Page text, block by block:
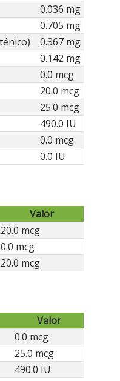
0.036 mg
0.705 mg
0.367 mg
0.142 mg
0.0 mcg
20.0 mcg
25.0 mcg
490.0 IU
0.0 mcg
0.0 IU
Valor
20.0 mcg
0.0 mcg
20.0 mcg
Valor
0.0 mcg
25.0 mcg
490.0 IU